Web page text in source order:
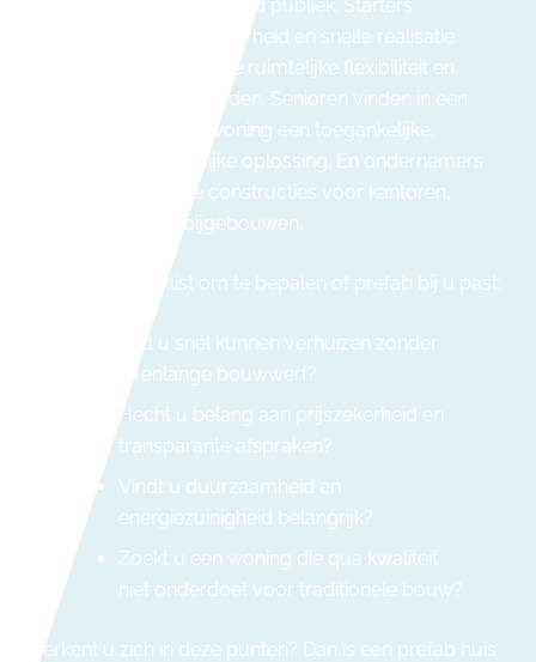
interessant voor een breed publiek. Starters
waarderen de betaalbaarheid en snelle realisatie.
Gezinnen kiezen voor de ruimtelijke flexibiliteit en
uitbreidingsmogelijkheden. Senioren vinden in een
gelijkvloerse prefab woning een toegankelijke,
onderhoudsvriendelijke oplossing. En ondernemers
benutten modulaire constructies voor kantoren,
zorgwoningen of bijgebouwen.
Een korte checklist om te bepalen of prefab bij u past:
Wilt u snel kunnen verhuizen zonder
jarenlange bouwwerf?
Hecht u belang aan prijszekerheid en
transparante afspraken?
Vindt u duurzaamheid en
energiezuinigheid belangrijk?
Zoekt u een woning die qua kwaliteit
niet onderdoet voor traditionele bouw?
Herkent u zich in deze punten? Dan is een prefab huis